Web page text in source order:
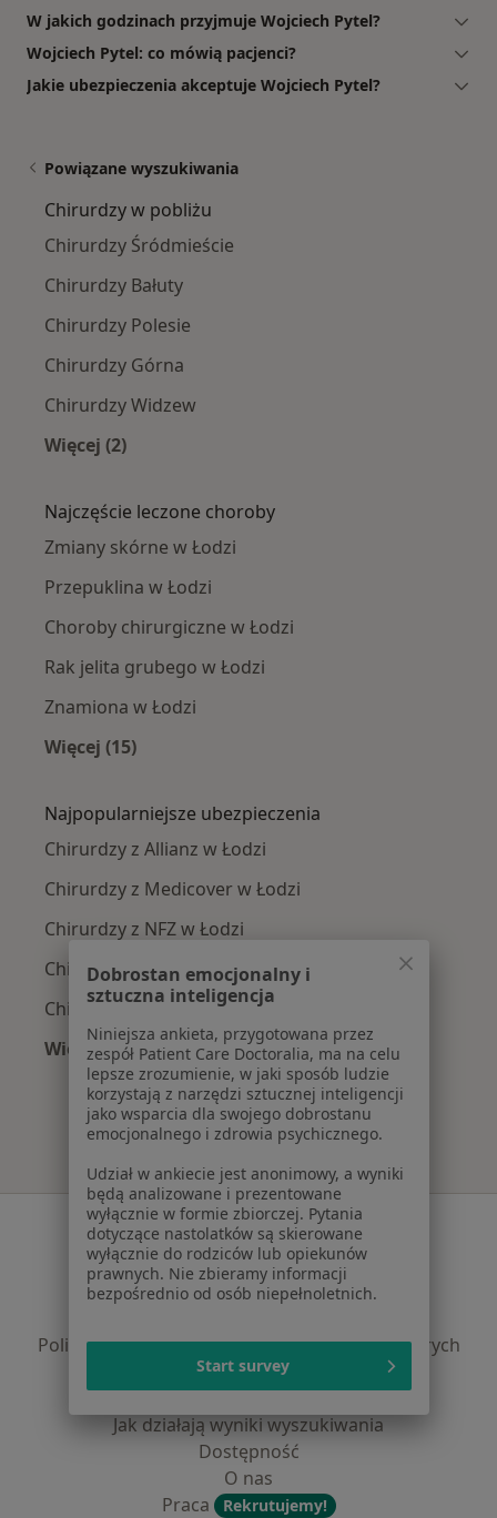
W jakich godzinach przyjmuje Wojciech Pytel?
Wojciech Pytel: co mówią pacjenci?
Jakie ubezpieczenia akceptuje Wojciech Pytel?
Powiązane wyszukiwania
Chirurdzy w pobliżu
Chirurdzy Śródmieście
Chirurdzy Bałuty
Chirurdzy Polesie
Chirurdzy Górna
Chirurdzy Widzew
Więcej (2)
Najczęście leczone choroby
Zmiany skórne w Łodzi
Przepuklina w Łodzi
Choroby chirurgiczne w Łodzi
Rak jelita grubego w Łodzi
Znamiona w Łodzi
Więcej (15)
Najpopularniejsze ubezpieczenia
Chirurdzy z Allianz w Łodzi
Chirurdzy z Medicover w Łodzi
Chirurdzy z NFZ w Łodzi
Chirurdzy z PZU Zdrowie w Łodzi
Chirurdzy z Signal Iduna w Łodzi
Więcej (9)
Więcej w kategorii: Najpopularniejsze
Serwis
Regulamin
Polityka prywatności pacjentów
Polityka prywatności dla profesjonalistów, których
dane pozyskaliśmy samodzielnie
Polityka cookies
Jak działają wyniki wyszukiwania
Dostępność
O nas
Praca
Rekrutujemy!
Dobrostan emocjonalny i
sztuczna inteligencja
Niniejsza ankieta, przygotowana przez
zespół Patient Care Doctoralia, ma na celu
lepsze zrozumienie, w jaki sposób ludzie
korzystają z narzędzi sztucznej inteligencji
jako wsparcia dla swojego dobrostanu
emocjonalnego i zdrowia psychicznego.
Udział w ankiecie jest anonimowy, a wyniki
będą analizowane i prezentowane
wyłącznie w formie zbiorczej. Pytania
dotyczące nastolatków są skierowane
wyłącznie do rodziców lub opiekunów
prawnych. Nie zbieramy informacji
bezpośrednio od osób niepełnoletnich.
Start survey